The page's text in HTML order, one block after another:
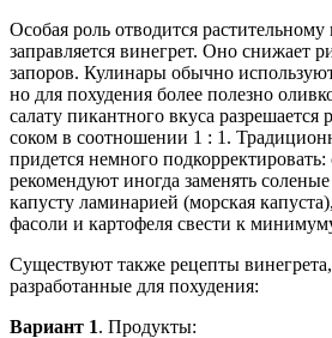
Особая роль отводится
заправляется винегрет. Оно снижает
запоров. Кулинары обычно
но для похудения более полезно
салату пикантного вкуса
соком в соотношении 1 : 1.
придется немного
рекомендуют иногда заменять
капусту ламинарией (морская
фасоли и картофеля свести к
Существуют также рецепты
разработанные для похудения:
Вариант 1. Продукты: